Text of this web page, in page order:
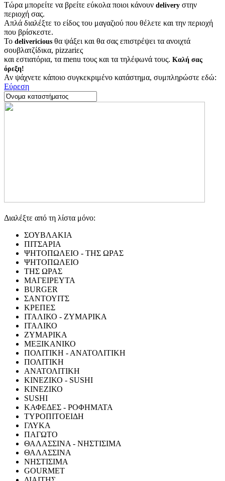
Τώρα μπορείτε να βρείτε εύκολα ποιοι κάνουν delivery στην
περιοχή σας.
Απλά διαλέξτε το είδος του μαγαζιού που θέλετε και την περιοχή
που βρίσκεστε.
Το delivericious θα ψάξει και θα σας επιστρέψει τα ανοιχτά
σουβλατζίδικα, pizzariες
και εστιατόρια, τα menu τους και τα τηλέφωνά τους. Καλή σας
όρεξη!
Αν ψάχνετε κάποιο συγκεκριμένο κατάστημα, συμπληρώστε εδώ:
Εύρεση
Διαλέξτε από τη λίστα μόνο:
ΣΟΥΒΛΑΚΙΑ
ΠΙΤΣΑΡΙΑ
ΨΗΤΟΠΩΛΕΙΟ - ΤΗΣ ΩΡΑΣ
ΨΗΤΟΠΩΛΕΙΟ
ΤΗΣ ΩΡΑΣ
ΜΑΓΕΙΡΕΥΤΑ
BURGER
ΣΑΝΤΟΥΙΤΣ
ΚΡΕΠΕΣ
ΙΤΑΛΙΚΟ - ΖΥΜΑΡΙΚΑ
ΙΤΑΛΙΚΟ
ΖΥΜΑΡΙΚΑ
ΜΕΞΙΚΑΝΙΚΟ
ΠΟΛΙΤΙΚΗ - ΑΝΑΤΟΛΙΤΙΚΗ
ΠΟΛΙΤΙΚΗ
ΑΝΑΤΟΛΙΤΙΚΗ
ΚΙΝΕΖΙΚΟ - SUSHI
ΚΙΝΕΖΙΚΟ
SUSHI
ΚΑΦΕΔΕΣ - ΡΟΦΗΜΑΤΑ
ΤΥΡΟΠΙΤΟΕΙΔΗ
ΓΛΥΚΑ
ΠΑΓΩΤΟ
ΘΑΛΑΣΣΙΝΑ - ΝΗΣΤΙΣΙΜΑ
ΘΑΛΑΣΣΙΝΑ
ΝΗΣΤΙΣΙΜΑ
GOURMET